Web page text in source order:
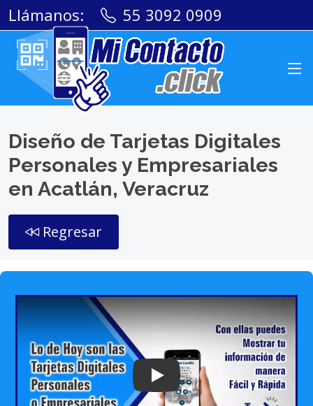
Llámanos: 55 3092 0909
Diseño de Tarjetas Digitales
Personales y Empresariales
en Acatlán, Veracruz
Regresar
Play: Keynote (Google I/O '18)